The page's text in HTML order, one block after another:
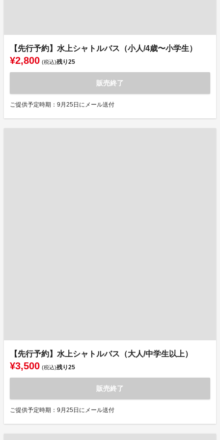
【先行予約】水上シャトルバス（小人/4歳〜小学生）
¥2,800 (税込)残り25
販売終了
ご提供予定時期：9月25日にメール送付
【先行予約】水上シャトルバス（大人/中学生以上）
¥3,500 (税込)残り25
販売終了
ご提供予定時期：9月25日にメール送付